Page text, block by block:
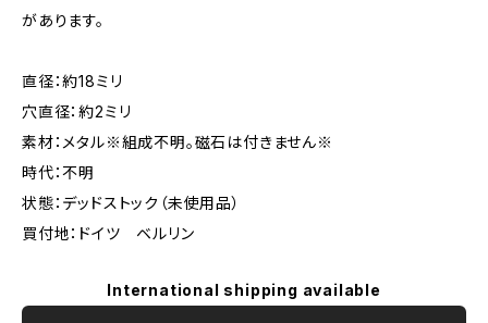
があります。
直径：約18ミリ
穴直径：約2ミリ
素材：メタル※組成不明。磁石は付きません※
時代：不明
状態：デッドストック（未使用品）
買付地：ドイツ ベルリン
International shipping available